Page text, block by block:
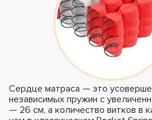
Сердце матраса — это
независимых пружин с
— 26 см, а количество витков в